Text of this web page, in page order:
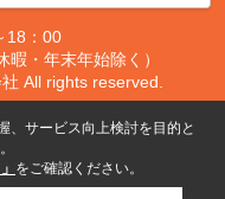
18：00
・年末年始除く）
All rights reserved.
、サービス向上検討を目的と
をご確認ください。